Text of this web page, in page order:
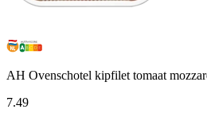
AH Ovenschotel kipfilet tomaat
7.49